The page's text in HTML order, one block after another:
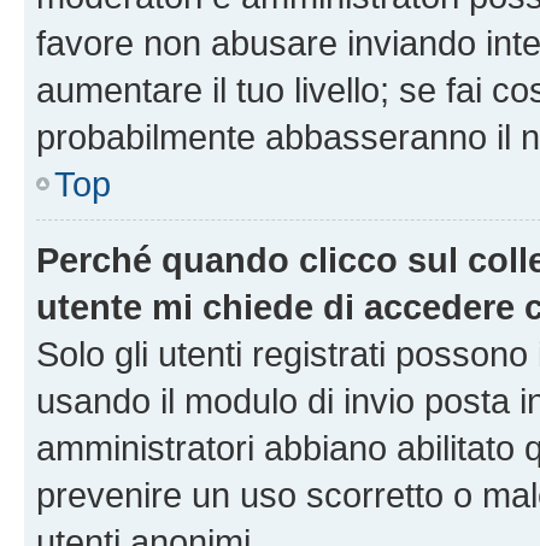
favore non abusare inviando
aumentare il tuo livello; se fai
probabilmente abbasseranno il
Top
Perché quando clicco sul
utente mi chiede di accedere
Solo gli utenti registrati
usando il modulo di invio posta
amministratori abbiano abilitato
prevenire un uso scorretto o